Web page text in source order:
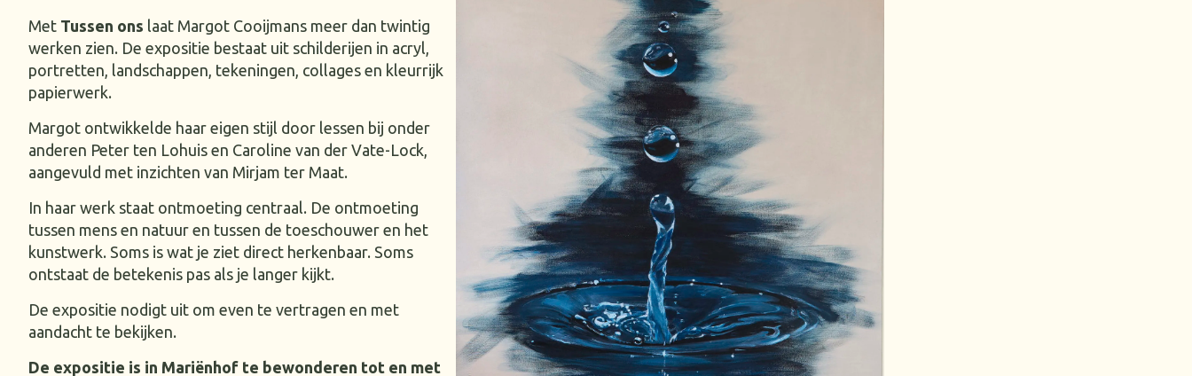
Met Tussen ons laat Margot Cooijmans meer dan twintig
werken zien. De expositie bestaat uit schilderijen in acryl,
portretten, landschappen, tekeningen, collages en kleurrijk
papierwerk.
Margot ontwikkelde haar eigen stijl door lessen bij onder
anderen Peter ten Lohuis en Caroline van der Vate-Lock,
aangevuld met inzichten van Mirjam ter Maat.
In haar werk staat ontmoeting centraal. De ontmoeting
tussen mens en natuur en tussen de toeschouwer en het
kunstwerk. Soms is wat je ziet direct herkenbaar. Soms
ontstaat de betekenis pas als je langer kijkt.
De expositie nodigt uit om even te vertragen en met
aandacht te bekijken.
De expositie is in Mariënhof te bewonderen tot en met